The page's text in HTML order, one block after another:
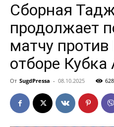
Сборная
продолжает
матчу
отборе
От SugdPressa - 08.10.2025 628